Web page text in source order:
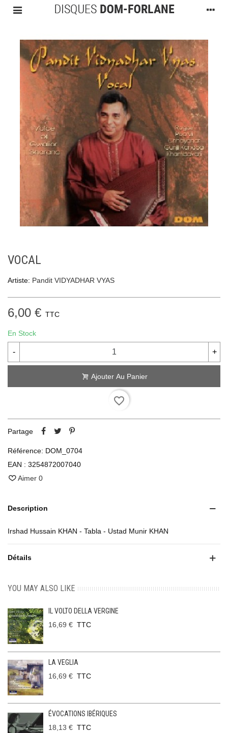
VOCAL
Artiste: Pandit VIDYADHAR VYAS
6,00 € TTC
En Stock
- +
Ajouter Au Panier
favorite_border
Partage
Référence: DOM_0704
EAN : 3254872007040
Aimer 0
Description
Irshad Hussain KHAN - Tabla - Ustad Munir KHAN
Détails
YOU MAY ALSO LIKE
IL VOLTO DELLA VERGINE
16,69 € TTC
LA VEGLIA
16,69 € TTC
ÉVOCATIONS IBÉRIQUES
18,13 € TTC